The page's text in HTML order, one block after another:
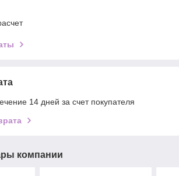
14 дней за счет покупателя
компании